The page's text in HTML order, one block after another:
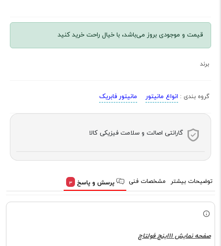
قیمت و موجودی بروز می‌باشد، با خیال راحت خرید کنید
برند
گروه بندی : انواع مانیتور مانیتور فابریک
گارانتی اصالت و سلامت فیزیکی کالا
توضیحات بیشتر مشخصات فنی پرسش و پاسخ 3
صفحه نمایش 11اینچ فولتاچ